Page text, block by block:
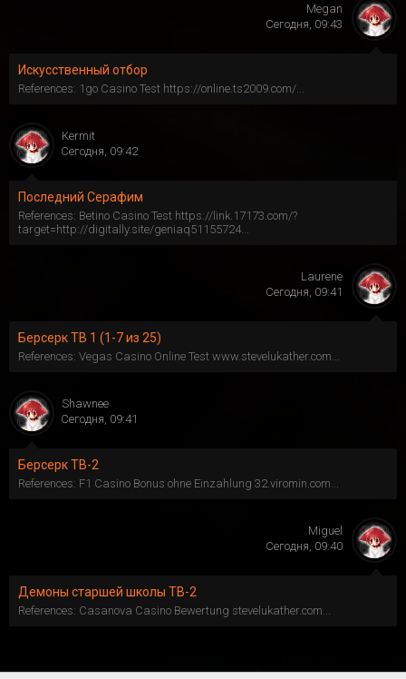
Искусственный отбор
References: 1go Casino Test https://online.ts2009.com/...
Megan
Сегодня, 09:43
Последний Серафим
References: Betino Casino Test https://link.17173.com/?
target=http://digitally.site/geniaq51155724...
Kermit
Сегодня, 09:42
Берсерк ТВ 1 (1-7 из 25)
References: Vegas Casino Online Test www.stevelukather.com...
Laurene
Сегодня, 09:41
Берсерк ТВ-2
References: F1 Casino Bonus ohne Einzahlung 32.viromin.com...
Shawnee
Сегодня, 09:41
Демоны старшей школы ТВ-2
References: Casanova Casino Bewertung stevelukather.com...
Miguel
Сегодня, 09:40